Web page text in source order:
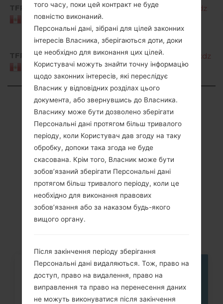
TFP
Peru
K220F10a_03_MOV_COM_OP_1221.kdz
TFP
Peru
K220F10a_04_MOV_COM_OP_0307.kdz
Showing 1 to 13 of 13 entries
Previous 1 Next
Статті
LGK220F(LGK220F)
akaLG X Power
того часу, поки цей контракт не буде
повністю виконаний.
Персональні дані, зібрані для цілей законних
інтересів Власника, зберігаються доти, доки
це необхідно для виконання цих цілей.
Користувачі можуть знайти точну інформацію
щодо законних інтересів, які переслідує
Власник у відповідних розділах цього
документа, або звернувшись до Власника.
Власнику може бути дозволено зберігати
Персональні дані протягом більш тривалого
періоду, коли Користувач дав згоду на таку
обробку, допоки така згода не буде
скасована. Крім того, Власник може бути
зобов’язаний зберігати Персональні дані
протягом більш тривалого періоду, коли це
необхідно для виконання правових
зобов’язання або за наказом будь-якого
вищого органу.
Після закінчення періоду зберігання
Персональні дані видаляються. Тож, право на
доступ, право на видалення, право на
виправлення та право на перенесення даних
не можуть виконуватися після закінчення